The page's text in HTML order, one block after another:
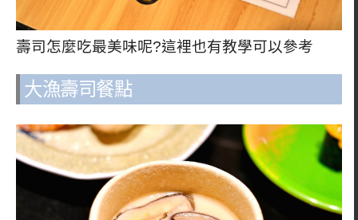
壽司怎麼吃最美味呢?這裡也有教學可以參考
大漁壽司餐點